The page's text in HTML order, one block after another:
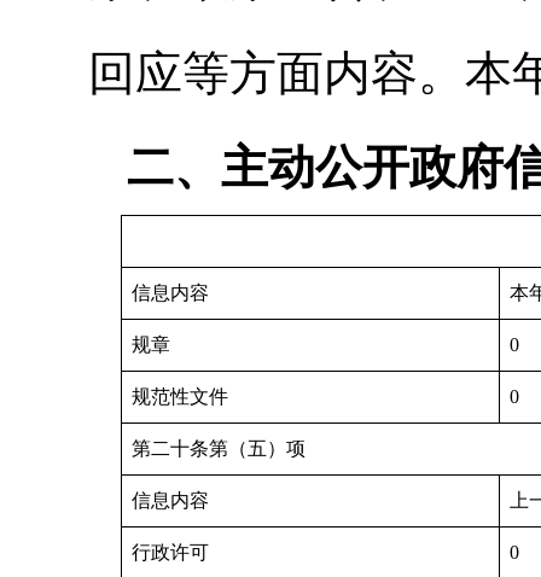
回应等方面内容。本
二、主动公开政府
信息内容 本
规章 0
规范性文件 0
第二十条第（五）项
信息内容 上
行政许可 0